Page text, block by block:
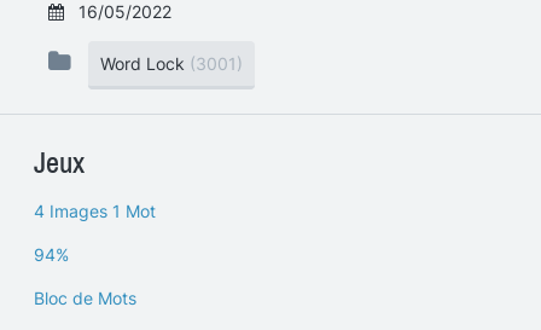
16/05/2022
Word Lock (3001)
Jeux
4 Images 1 Mot
94%
Bloc de Mots